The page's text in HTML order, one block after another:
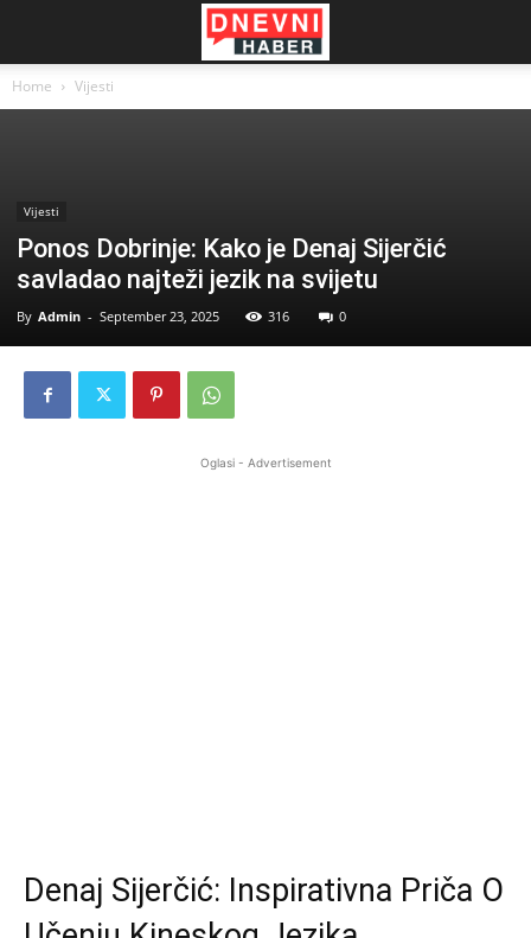
Home Vijesti
Vijesti
Ponos Dobrinje: Kako je Denaj Sijerčić
savladao najteži jezik na svijetu
By Admin - September 23, 2025 316 0
Oglasi - Advertisement
Denaj Sijerčić: Inspirativna Priča O